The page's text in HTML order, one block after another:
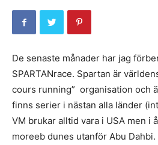
De senaste månader har jag
SPARTANrace. Spartan är
cours running” organisation och
finns serier i nästan alla länder
VM brukar alltid vara i USA men i
moreeb dunes utanför Abu